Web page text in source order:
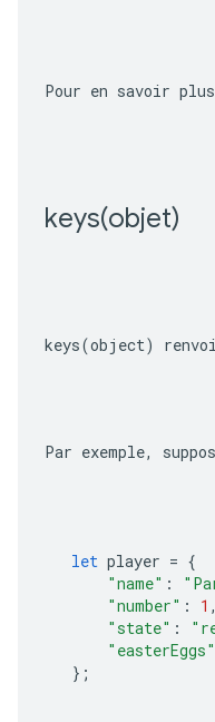
Pour en savoir
keys(objet)
keys(object)
Par exemple,
let player = {
"name" :
"number" : 1 ,
"state" :
"easterEggs"
};